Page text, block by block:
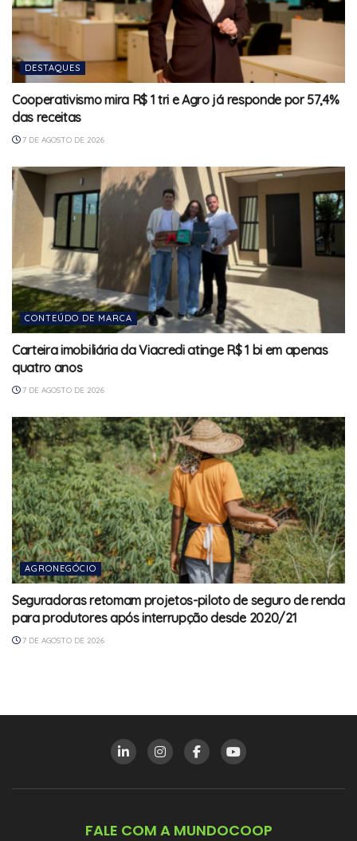
DESTAQUES
Cooperativismo mira R$ 1 tri e Agro já responde por 57,4%
das receitas
7 DE AGOSTO DE 2026
CONTEÚDO DE MARCA
Carteira imobiliária da Viacredi atinge R$ 1 bi em apenas
quatro anos
7 DE AGOSTO DE 2026
AGRONEGÓCIO
Seguradoras retomam projetos-piloto de seguro de renda
para produtores após interrupção desde 2020/21
7 DE AGOSTO DE 2026
FALE COM A MUNDOCOOP